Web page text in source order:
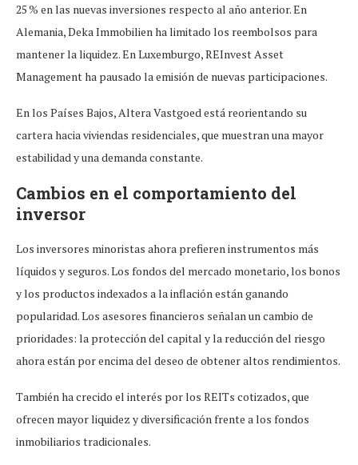
25 % en las nuevas inversiones respecto al año anterior. En
Alemania, Deka Immobilien ha limitado los reembolsos para
mantener la liquidez. En Luxemburgo, REInvest Asset
Management ha pausado la emisión de nuevas participaciones.
En los Países Bajos, Altera Vastgoed está reorientando su
cartera hacia viviendas residenciales, que muestran una mayor
estabilidad y una demanda constante.
Cambios en el comportamiento del
inversor
Los inversores minoristas ahora prefieren instrumentos más
líquidos y seguros. Los fondos del mercado monetario, los bonos
y los productos indexados a la inflación están ganando
popularidad. Los asesores financieros señalan un cambio de
prioridades: la protección del capital y la reducción del riesgo
ahora están por encima del deseo de obtener altos rendimientos.
También ha crecido el interés por los REITs cotizados, que
ofrecen mayor liquidez y diversificación frente a los fondos
inmobiliarios tradicionales.